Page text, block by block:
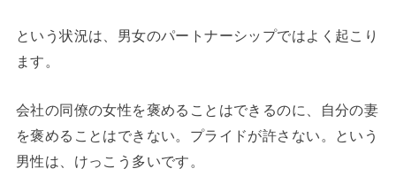
という状況は、男女のパートナーシップではよく起こり
ます。
会社の同僚の女性を褒めることはできるのに、自分の妻
を褒めることはできない。プライドが許さない。という
男性は、けっこう多いです。